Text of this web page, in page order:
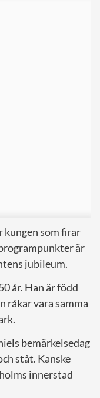
kungen som firar
är
jubileum.
år. Han är född
råkar vara samma
bemärkelsedag
ståt. Kanske
innerstad